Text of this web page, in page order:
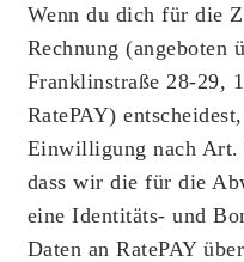
Wenn du dich für die
Rechnung (angeboten
Franklinstraße 28-29,
RatePAY)
Einwilligung nach
dass wir die für die
eine Identitäts- und
Daten an RatePAY